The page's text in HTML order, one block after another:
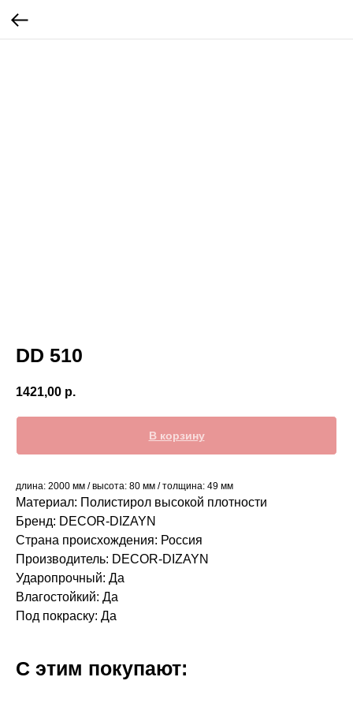
DD 510
1421,00 р.
В корзину
длина: 2000 мм / высота: 80 мм / толщина: 49 мм
Материал: Полистирол высокой плотности
Бренд: DECOR-DIZAYN
Страна происхождения: Россия
Производитель: DECOR-DIZAYN
Ударопрочный: Да
Влагостойкий: Да
Под покраску: Да
С этим покупают: